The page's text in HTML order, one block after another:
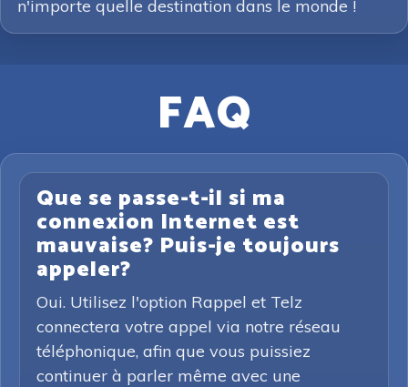
n'importe quelle destination dans le monde !
FAQ
Que se passe-t-il si ma
connexion Internet est
mauvaise? Puis-je toujours
appeler?
Oui. Utilisez l'option Rappel et Telz
connectera votre appel via notre réseau
téléphonique, afin que vous puissiez
continuer à parler même avec une